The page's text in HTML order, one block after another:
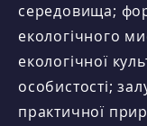
середовища;
екологічного
екологічної
особистості;
практичної